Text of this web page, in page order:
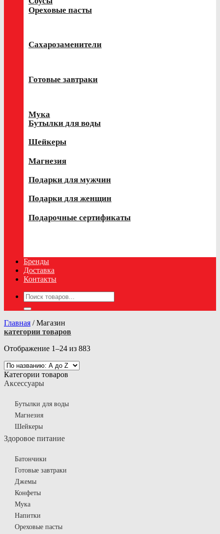
Ореховые пасты
Сахарозаменители
Готовые завтраки
Мука
Бутылки для воды
Шейкеры
Магнезия
Подарки для мужчин
Подарки для женщин
Подарочные сертификаты
Бренды
Доставка
Контакты
Искать:
Главная /Магазин
категории товаров
Отображение 1–24 из 883
Категории товаров
Аксессуары
Бутылки для воды
Магнезия
Шейкеры
Здоровое питание
Батончики
Готовые завтраки
Джемы
Конфеты
Мука
Напитки
Ореховые пасты